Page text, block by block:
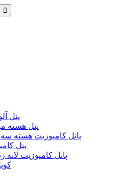
پنل
پنل هسته
پانل کامپوزیت هسته سه
پنل
پانل کامپوزیت لانه